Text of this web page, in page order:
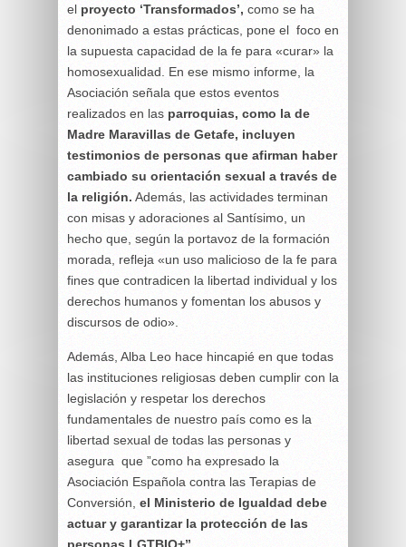
el proyecto ‘Transformados’, como se ha
denonimado a estas prácticas, pone el foco en
la supuesta capacidad de la fe para «curar» la
homosexualidad. En ese mismo informe, la
Asociación señala que estos eventos
realizados en las parroquias, como la de
Madre Maravillas de Getafe, incluyen
testimonios de personas que afirman haber
cambiado su orientación sexual a través de
la religión. Además, las actividades terminan
con misas y adoraciones al Santísimo, un
hecho que, según la portavoz de la formación
morada, refleja «un uso malicioso de la fe para
fines que contradicen la libertad individual y los
derechos humanos y fomentan los abusos y
discursos de odio».
Además, Alba Leo hace hincapié en que todas
las instituciones religiosas deben cumplir con la
legislación y respetar los derechos
fundamentales de nuestro país como es la
libertad sexual de todas las personas y
asegura que ”como ha expresado la
Asociación Española contra las Terapias de
Conversión, el Ministerio de Igualdad debe
actuar y garantizar la protección de las
personas LGTBIQ+”.